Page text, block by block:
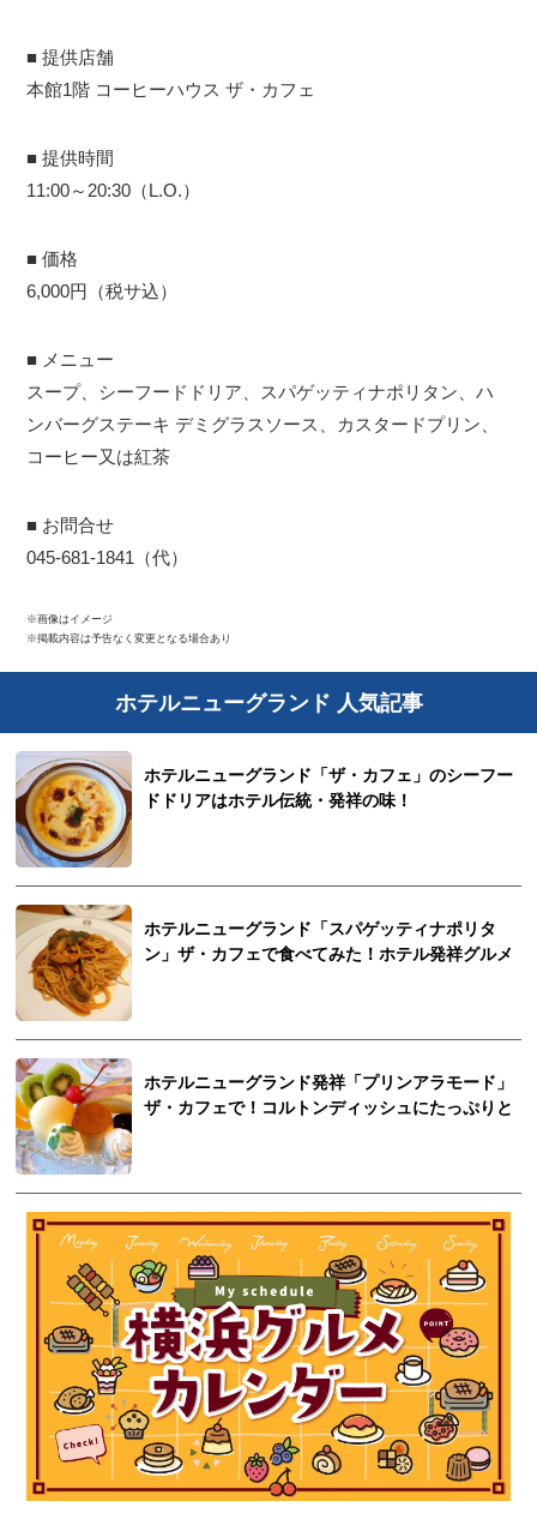
■ 提供店舗
本館1階 コーヒーハウス ザ・カフェ
■ 提供時間
11:00～20:30（L.O.）
■ 価格
6,000円（税サ込）
■ メニュー
スープ、シーフードドリア、スパゲッティナポリタン、ハ
ンバーグステーキ デミグラスソース、カスタードプリン、
コーヒー又は紅茶
■ お問合せ
045-681-1841（代）
※画像はイメージ
※掲載内容は予告なく変更となる場合あり
ホテルニューグランド 人気記事
ホテルニューグランド「ザ・カフェ」のシーフー
ドドリアはホテル伝統・発祥の味！
ホテルニューグランド「スパゲッティナポリタ
ン」ザ・カフェで食べてみた！ホテル発祥グルメ
ホテルニューグランド発祥「プリンアラモード」
ザ・カフェで！コルトンディッシュにたっぷりと